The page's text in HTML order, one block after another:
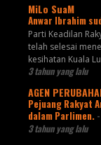
MiLo SuaM
Anwar Ibrahim
Parti Keadilan
telah selesai
kesihatan Kuala
3 tahun yang lalu
AGEN
Pejuang Rakyat
dalam Parlimen. -
3 tahun yang lalu